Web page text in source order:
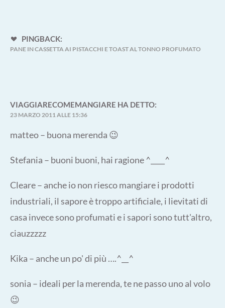
PINGBACK:
PANE IN CASSETTA AI PISTACCHI E TOAST AL TONNO PROFUMATO
VIAGGIARECOMEMANGIARE HA DETTO:
23 MARZO 2011 ALLE 15:36
matteo – buona merenda 😉
Stefania – buoni buoni, hai ragione ^____^
Cleare – anche io non riesco mangiare i prodotti
industriali, il sapore è troppo artificiale, i lievitati di
casa invece sono profumati e i sapori sono tutt'altro,
ciauzzzzz
Kika – anche un po' di più ….^__^
sonia – ideali per la merenda, te ne passo uno al volo
😉